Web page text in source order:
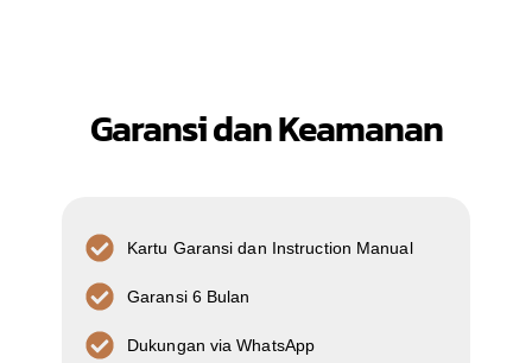
Garansi dan Keamanan
Kartu Garansi dan Instruction Manual
Garansi 6 Bulan
Dukungan via WhatsApp